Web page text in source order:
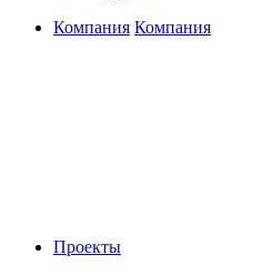
Компания Компания
Проекты